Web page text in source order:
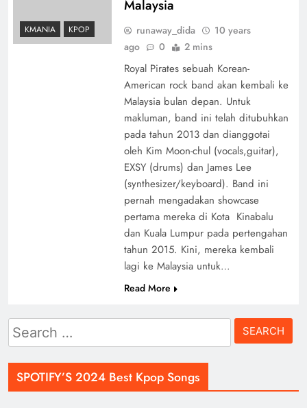
KMANIA KPOP
Malaysia
runaway_dida
10 years
ago
0 2 mins
Royal Pirates sebuah Korean-
American rock band akan kembali ke
Malaysia bulan depan. Untuk
makluman, band ini telah ditubuhkan
pada tahun 2013 dan dianggotai
oleh Kim Moon-chul (vocals,guitar),
EXSY (drums) dan James Lee
(synthesizer/keyboard). Band ini
pernah mengadakan showcase
pertama mereka di Kota Kinabalu
dan Kuala Lumpur pada pertengahan
tahun 2015. Kini, mereka kembali
lagi ke Malaysia untuk…
Read More
Search
for:
SPOTIFY’S 2024 Best Kpop Songs